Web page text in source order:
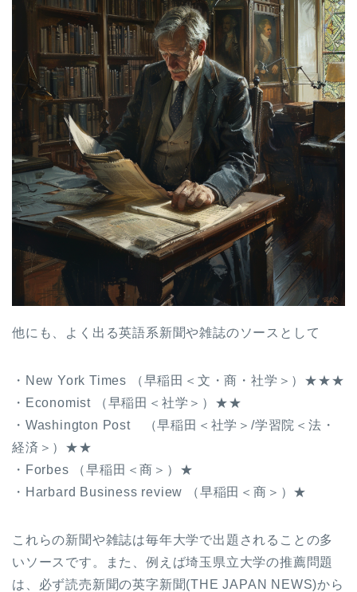
他にも、よく出る英語系新聞や雑誌のソースとして
・New York Times （早稲田＜文・商・社学＞）★★★
・Economist （早稲田＜社学＞）★★
・Washington Post （早稲田＜社学＞/学習院＜法・
経済＞）★★
・Forbes （早稲田＜商＞）★
・Harbard Business review （早稲田＜商＞）★
これらの新聞や雑誌は毎年大学で出題されることの多
いソースです。また、例えば埼玉県立大学の推薦問題
は、必ず読売新聞の英字新聞(THE JAPAN NEWS)から